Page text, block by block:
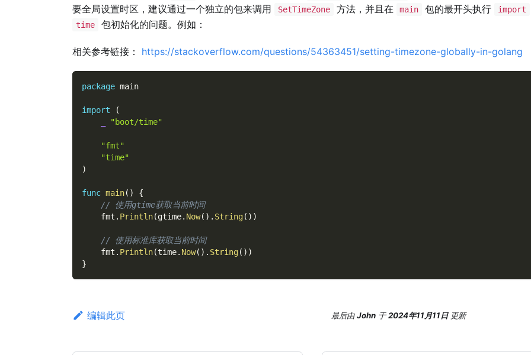
要全局设置时区，建议通过一个独立的包来调用
SetTimeZone 方法，并且在 main 包的最开头执行 import
time 包初始化的问题。例如：
相关参考链接： https://stackoverflow.com/questions/54363451/setting-timezone-globally-in-golang
package main
import
(
"boot/time"
"fmt"
"time"
)
func main( )
{
// 使用gtime获取当前时间
    fmt
. Println(gtime. Now( ) . String( ) )
// 使用标准库获取当前时间
    fmt
. Println(time. Now( ) . String( ) )
}
编辑此页 最后由John 于2024年11月11日 更新